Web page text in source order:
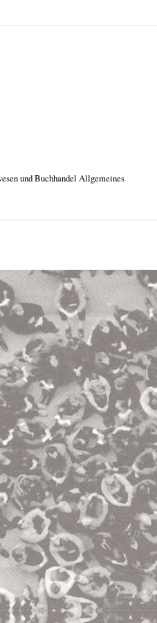
und Buchhandel Allgemeines